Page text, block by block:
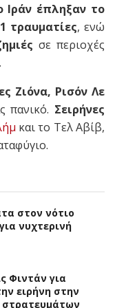
έπληξαν το
τραυματίες, ενώ
σε περιοχές
Ζιόνα, Ρισόν Λε
πανικό. Σειρήνες
και το Τελ Αβίβ,
στον νότιο
νυχτερινή
Φιντάν για
ειρήνη στην